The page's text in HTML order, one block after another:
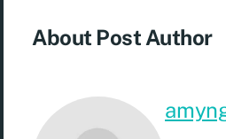
About Post Author